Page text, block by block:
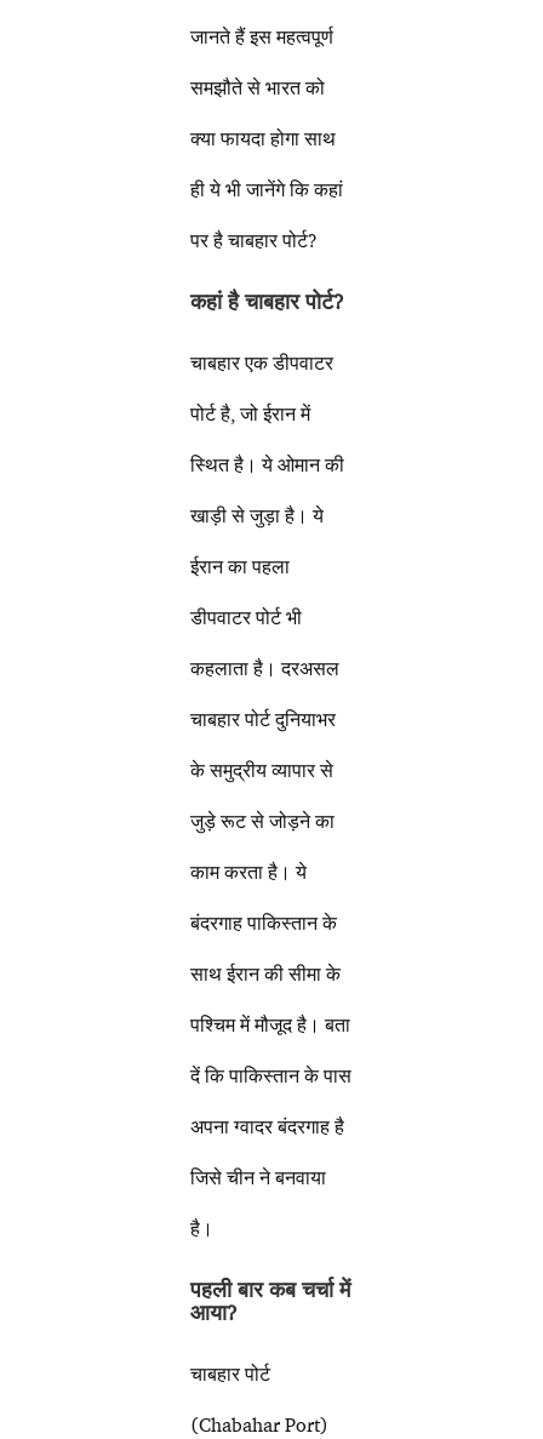
जानते हैं इस महत्वपूर्ण
समझौते से भारत को
क्या फायदा होगा साथ
ही ये भी जानेंगे कि कहां
पर है चाबहार पोर्ट?
कहां है चाबहार पोर्ट?
चाबहार एक डीपवाटर
पोर्ट है, जो ईरान में
स्थित है। ये ओमान की
खाड़ी से जुड़ा है। ये
ईरान का पहला
डीपवाटर पोर्ट भी
कहलाता है। दरअसल
चाबहार पोर्ट दुनियाभर
के समुद्रीय व्यापार से
जुड़े रूट से जोड़ने का
काम करता है। ये
बंदरगाह पाकिस्तान के
साथ ईरान की सीमा के
पश्चिम में मौजूद है। बता
दें कि पाकिस्तान के पास
अपना ग्वादर बंदरगाह है
जिसे चीन ने बनवाया
है।
पहली बार कब चर्चा में
आया?
चाबहार पोर्ट
(Chabahar Port)